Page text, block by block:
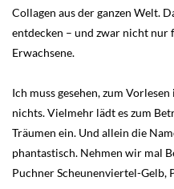
Collagen aus der ganzen Welt.
entdecken – und zwar nicht
Erwachsene.
Ich muss gesehen, zum
nichts. Vielmehr lädt es zum
Träumen ein. Und allein die
phantastisch. Nehmen wir mal
Puchner Scheunenviertel-Gelb,